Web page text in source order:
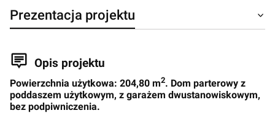
Prezentacja projektu
Opis projektu
Powierzchnia użytkowa: 204,80 m2. Dom parterowy z
poddaszem użytkowym, z garażem dwustanowiskowym,
bez podpiwniczenia.